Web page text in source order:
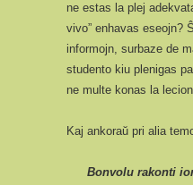
ne estas la plej
vivo” enhavas eseojn?
informojn, surbaze de
studento kiu plenigas
ne multe konas la
Kaj ankoraŭ pri alia
Bonvolu rakonti